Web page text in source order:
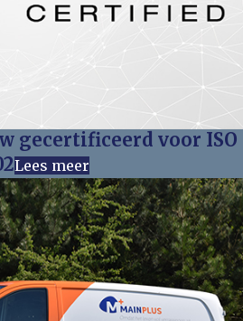
gecertificeerd voor ISO
Lees meer